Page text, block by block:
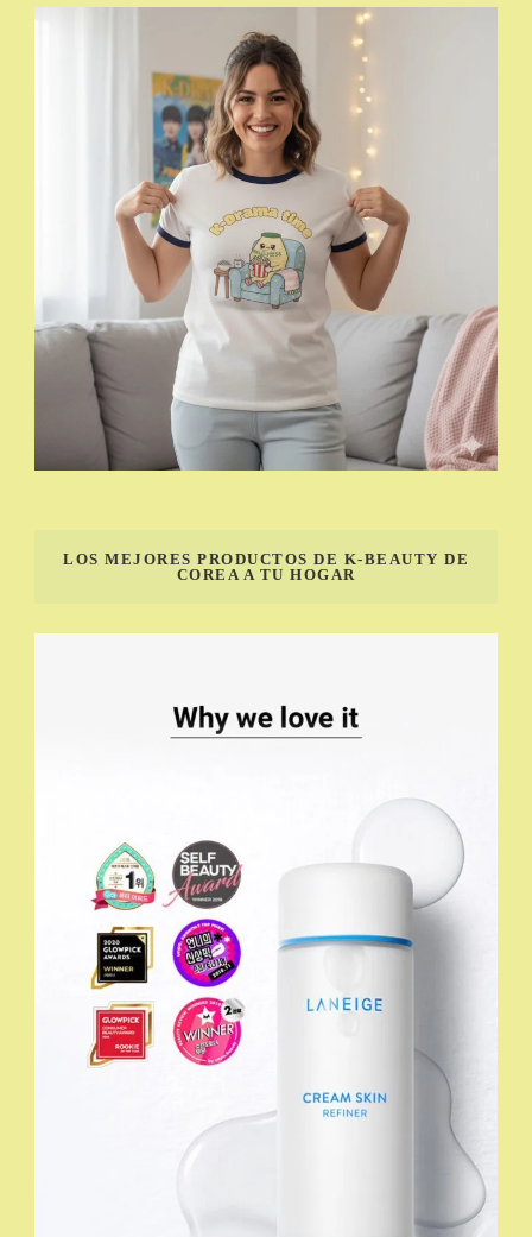
LOS MEJORES PRODUCTOS DE K-BEAUTY DE
COREA A TU HOGAR